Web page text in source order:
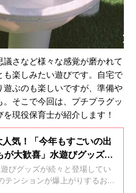
さなど様々な感覚が磨かれて
楽しみたい遊びです。自宅で
ぶのも楽しいですが、準備や
そこで今回は、プチプラグッ
現役保育士が紹介します！
気！「今年もすごいの出
が大歓喜」水遊びグッズ5
びグッズが続々と登場してい
テンションが爆上がりするおも